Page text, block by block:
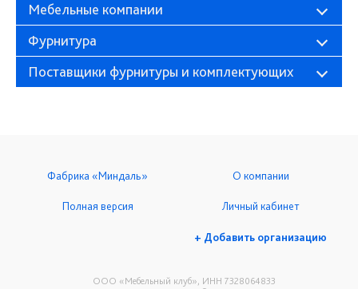
Мебельные компании
Фурнитура
Поставщики фурнитуры и комплектующих
ООО «Мебельный клуб», ИНН 7328064833
Фабрика «Миндаль» О компании
Полная версия Личный кабинет
+ Добавить организацию